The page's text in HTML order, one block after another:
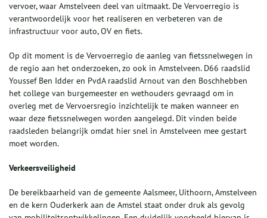
vervoer, waar Amstelveen deel van uitmaakt. De Vervoerregio is
verantwoordelijk voor het realiseren en verbeteren van de
infrastructuur voor auto, OV en fiets.
Op dit moment is de Vervoerregio de aanleg van fietssnelwegen in
de regio aan het onderzoeken, zo ook in Amstelveen. D66 raadslid
Youssef Ben Idder en PvdA raadslid Arnout van den Boschhebben
het college van burgemeester en wethouders gevraagd om in
overleg met de Vervoersregio inzichtelijk te maken wanneer en
waar deze fietssnelwegen worden aangelegd. Dit vinden beide
raadsleden belangrijk omdat hier snel in Amstelveen mee gestart
moet worden.
Verkeersveiligheid
De bereikbaarheid van de gemeente Aalsmeer, Uithoorn, Amstelveen
en de kern Ouderkerk aan de Amstel staat onder druk als gevolg